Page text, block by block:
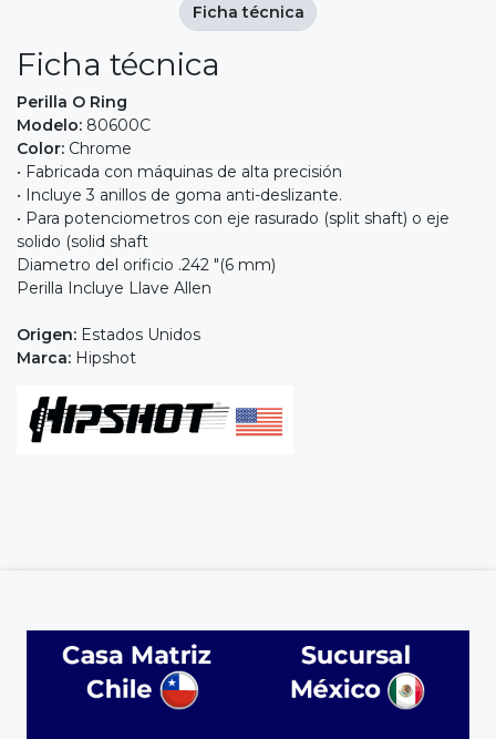
Ficha técnica
Perilla O Ring
Modelo: 80600C
Color: Chrome
• Fabricada con máquinas de alta precisión
• Incluye 3 anillos de goma anti-deslizante.
• Para potenciometros con eje rasurado (split shaft) o eje
solido (solid shaft
Diametro del orificio .242 "(6 mm)
Perilla Incluye Llave Allen
Origen: Estados Unidos
Marca: Hipshot
Ficha técnica